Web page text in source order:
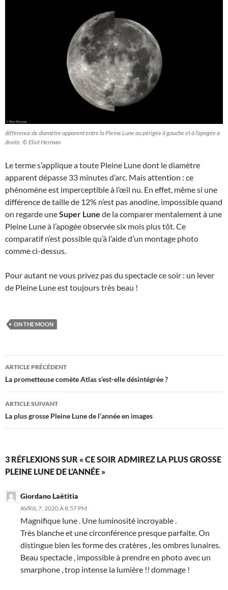
différence de diamètre apparent entre la Pleine Lune au périgée à gauche et à l’apogée à
droite. © Eliot Herman
Le terme s’applique a toute Pleine Lune dont le diamètre
apparent dépasse 33 minutes d’arc. Mais attention : ce
phénomène est imperceptible à l’œil nu. En effet, même si une
différence de taille de 12% n’est pas anodine, impossible quand
on regarde uneSuper Lune de la comparer mentalement à une
Pleine Lune à l’apogée observée six mois plus tôt. Ce
comparatif n’est possible qu’à l’aide d’un montage photo
comme ci-dessus.
Pour autant ne vous privez pas du spectacle ce soir : un lever
de Pleine Lune est toujours très beau !
ON THE MOON
Navigation
des
articles
ARTICLE PRÉCÉDENT
La prometteuse comète Atlas s’est-elle désintégrée ?
ARTICLE SUIVANT
La plus grosse Pleine Lune de l’année en images
3 RÉFLEXIONS SUR « CE SOIR ADMIREZ LA PLUS GROSSE
PLEINE LUNE DE L’ANNÉE »
Giordano Laëtitia
AVRIL 7, 2020 À 8:57 PM
Magnifique lune . Une luminosité incroyable .
Très blanche et une circonférence presque parfaite. On
distingue bien les forme des cratères , les ombres lunaires.
Beau spectacle , impossible à prendre en photo avec un
smarphone , trop intense la lumière !! dommage !